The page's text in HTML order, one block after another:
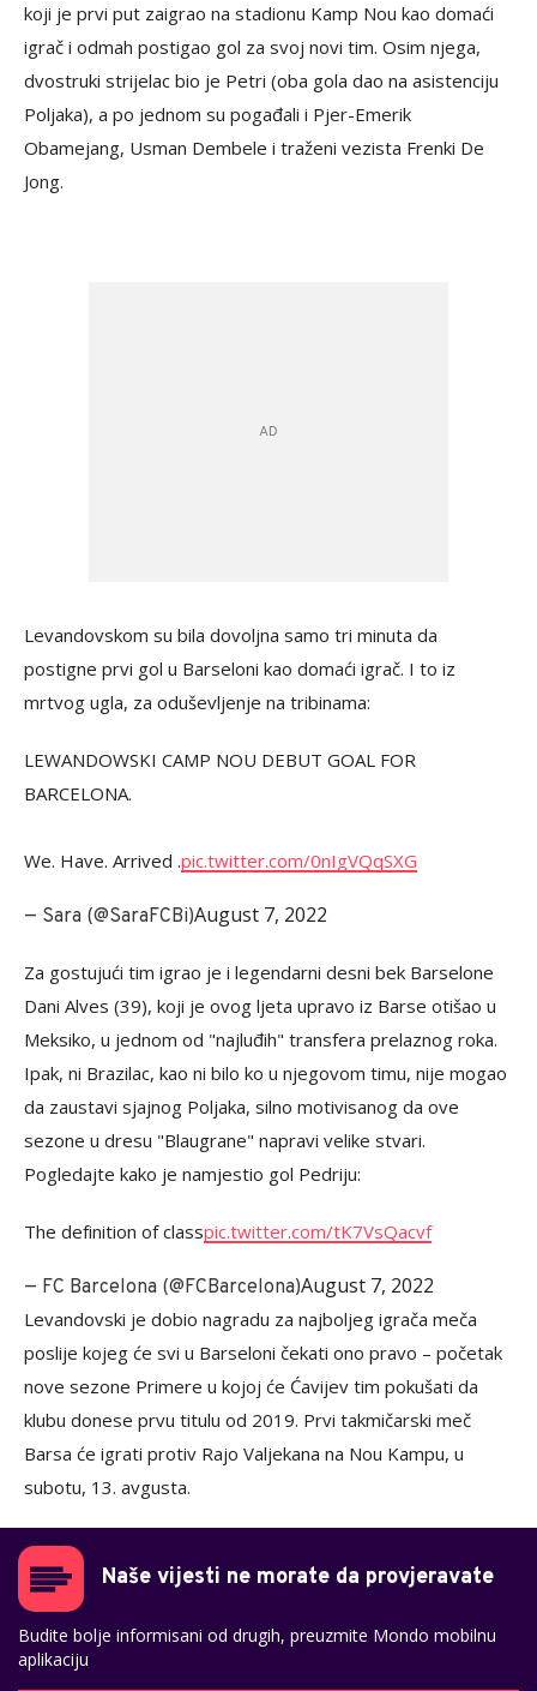
koji je prvi put zaigrao na stadionu Kamp Nou kao domaći
igrač i odmah postigao gol za svoj novi tim. Osim njega,
dvostruki strijelac bio je Petri (oba gola dao na asistenciju
Poljaka), a po jednom su pogađali i Pjer-Emerik
Obamejang, Usman Dembele i traženi vezista Frenki De
Jong.
Levandovskom su bila dovoljna samo tri minuta da
postigne prvi gol u Barseloni kao domaći igrač. I to iz
mrtvog ugla, za oduševljenje na tribinama:
LEWANDOWSKI CAMP NOU DEBUT GOAL FOR
BARCELONA.
We. Have. Arrived .pic.twitter.com/0nIgVQqSXG
— Sara (@SaraFCBi)August 7, 2022
Za gostujući tim igrao je i legendarni desni bek Barselone
Dani Alves (39), koji je ovog ljeta upravo iz Barse otišao u
Meksiko, u jednom od "najluđih" transfera prelaznog roka.
Ipak, ni Brazilac, kao ni bilo ko u njegovom timu, nije mogao
da zaustavi sjajnog Poljaka, silno motivisanog da ove
sezone u dresu "Blaugrane" napravi velike stvari.
Pogledajte kako je namjestio gol Pedriju:
The definition of classpic.twitter.com/tK7VsQacvf
— FC Barcelona (@FCBarcelona)August 7, 2022
Levandovski je dobio nagradu za najboljeg igrača meča
poslije kojeg će svi u Barseloni čekati ono pravo – početak
nove sezone Primere u kojoj će Ćavijev tim pokušati da
klubu donese prvu titulu od 2019. Prvi takmičarski meč
Barsa će igrati protiv Rajo Valjekana na Nou Kampu, u
subotu, 13. avgusta.
Naše vijesti ne morate da provjeravate
Budite bolje informisani od drugih, preuzmite Mondo mobilnu
aplikaciju